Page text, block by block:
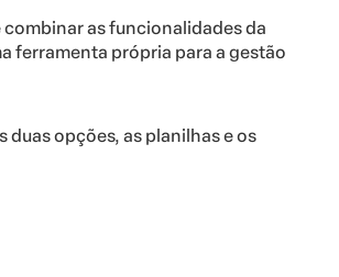
combinar as funcionalidades da
ferramenta própria para a gestão
duas opções, as planilhas e os